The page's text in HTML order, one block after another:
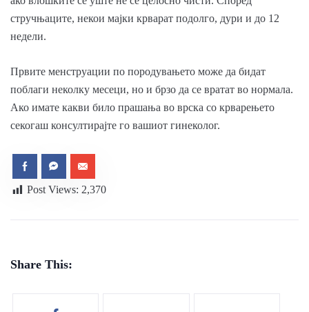
стручњаците, некои мајки крварат подолго, дури и до 12
недели.
Првите менструации по породувањето може да бидат
поблаги неколку месеци, но и брзо да се вратат во нормала.
Ако имате какви било прашања во врска со крварењето
секогаш консултирајте го вашиот гинеколог.
Post Views: 2,370
Share This: